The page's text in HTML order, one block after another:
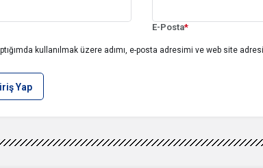
E-Posta*
kullanılmak üzere adımı, e-posta adresimi ve web site
Yap